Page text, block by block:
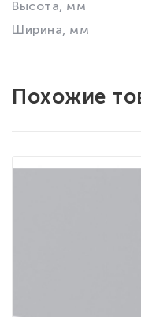
Высота, мм
Ширина, мм
Похожие